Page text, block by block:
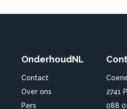
OnderhoudNL
Contact
Over ons
Pers
2741
088